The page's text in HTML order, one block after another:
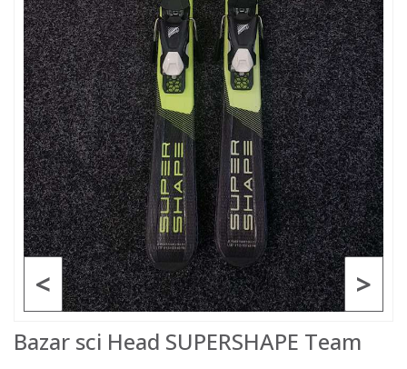
>
<
Bazar sci Head SUPERSHAPE Team